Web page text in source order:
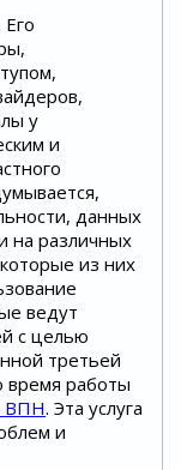
у
и
данных
на различных
из них
ведут
с целью
третьей
время работы
ВПН. Эта услуга
и